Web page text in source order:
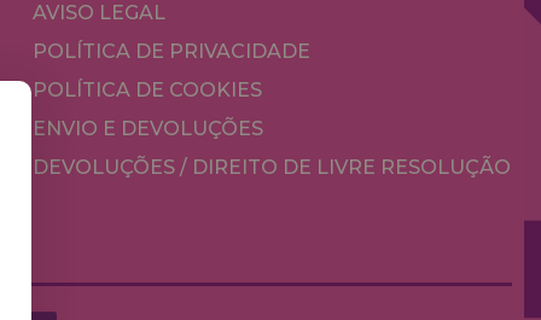
AVISO LEGAL
POLÍTICA DE PRIVACIDADE
POLÍTICA DE COOKIES
ENVIO E DEVOLUÇÕES
DEVOLUÇÕES / DIREITO DE LIVRE RESOLUÇÃO